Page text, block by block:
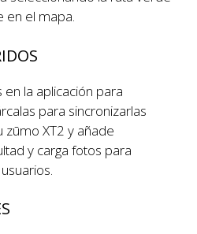
en el mapa.
la aplicación para
para sincronizarlas
XT2 y añade
y carga fotos para